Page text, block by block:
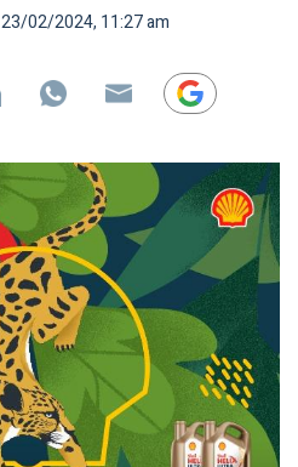
23/02/2024, 11:27 am